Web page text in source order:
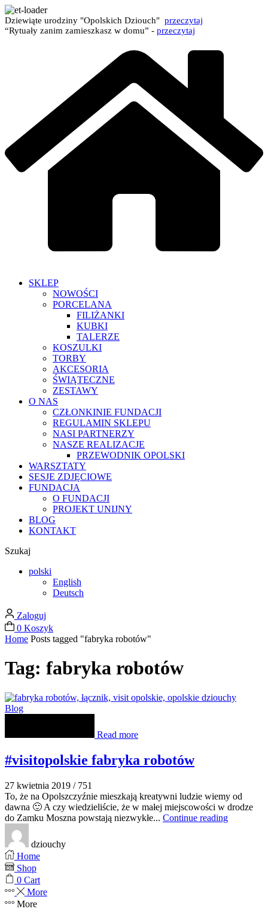
Dziewiąte urodziny "Opolskich Dziouch" przeczytaj
“Rytuały zanim zamieszkasz w domu” - przeczytaj
SKLEP
NOWOŚCI
PORCELANA
FILIŻANKI
KUBKI
TALERZE
KOSZULKI
TORBY
AKCESORIA
ŚWIĄTECZNE
ZESTAWY
O NAS
CZŁONKINIE FUNDACJI
REGULAMIN SKLEPU
NASI PARTNERZY
NASZE REALIZACJE
PRZEWODNIK OPOLSKI
WARSZTATY
SESJE ZDJĘCIOWE
FUNDACJA
O FUNDACJI
PROJEKT UNIJNY
BLOG
KONTAKT
Szukaj
polski
English
Deutsch
Zaloguj
0 Koszyk
Home Posts tagged "fabryka robotów"
Tag: fabryka robotów
Blog
Read more
#visitopolskie fabryka robotów
27 kwietnia 2019 / 751
To, że na Opolszczyźnie mieszkają kreatywni ludzie wiemy od
dawna 🙂 A czy wiedzieliście, że w małej miejscowości w drodze
do Zamku Moszna powstają niezwykłe... Continue reading
dziouchy
Home
Shop
0 Cart
More
More